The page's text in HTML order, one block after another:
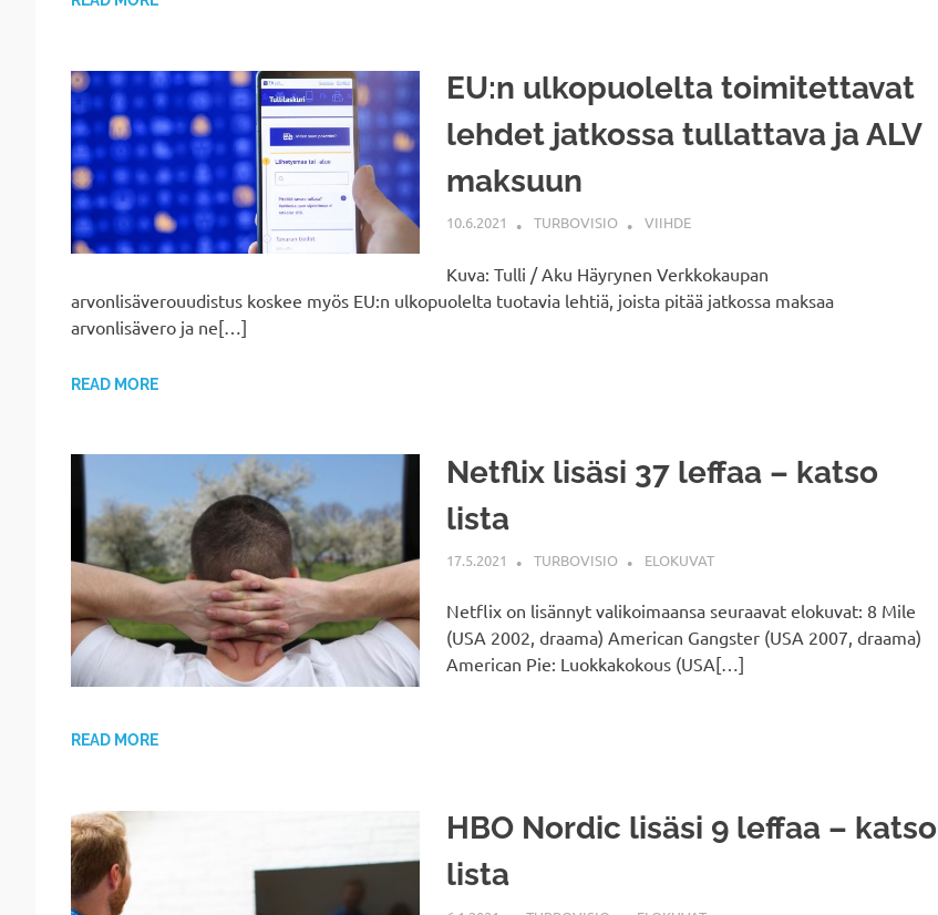
EU:n ulkopuolelta toimitettavat
lehdet jatkossa tullattava ja ALV
maksuun
10.6.2021 TURBOVISIO VIIHDE
Kuva: Tulli / Aku Häyrynen Verkkokaupan
arvonlisäverouudistus koskee myös EU:n ulkopuolelta tuotavia lehtiä, joista pitää jatkossa maksaa
arvonlisävero ja ne[…]
READ MORE
Netflix lisäsi 37 leffaa – katso
lista
17.5.2021 TURBOVISIO ELOKUVAT
Netflix on lisännyt valikoimaansa seuraavat elokuvat: 8 Mile
(USA 2002, draama) American Gangster (USA 2007, draama)
American Pie: Luokkakokous (USA[…]
READ MORE
HBO Nordic lisäsi 9 leffaa – katso
lista